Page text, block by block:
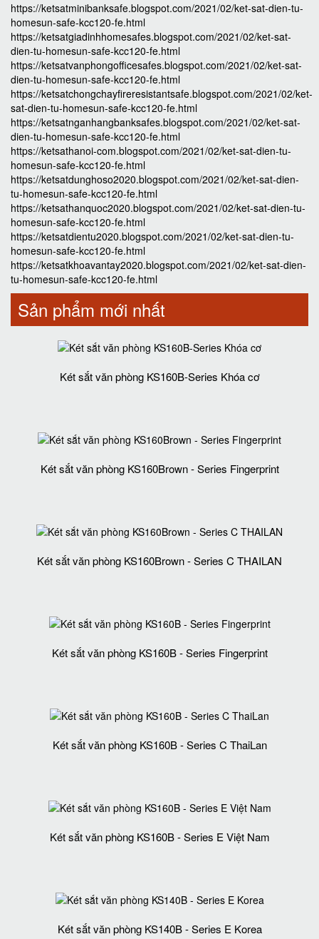
https://ketsatminibanksafe.blogspot.com/2021/02/ket-sat-dien-tu-
homesun-safe-kcc120-fe.html
https://ketsatgiadinhhomesafes.blogspot.com/2021/02/ket-sat-
dien-tu-homesun-safe-kcc120-fe.html
https://ketsatvanphongofficesafes.blogspot.com/2021/02/ket-sat-
dien-tu-homesun-safe-kcc120-fe.html
https://ketsatchongchayfireresistantsafe.blogspot.com/2021/02/ket-
sat-dien-tu-homesun-safe-kcc120-fe.html
https://ketsatnganhangbanksafes.blogspot.com/2021/02/ket-sat-
dien-tu-homesun-safe-kcc120-fe.html
https://ketsathanoi-com.blogspot.com/2021/02/ket-sat-dien-tu-
homesun-safe-kcc120-fe.html
https://ketsatdunghoso2020.blogspot.com/2021/02/ket-sat-dien-
tu-homesun-safe-kcc120-fe.html
https://ketsathanquoc2020.blogspot.com/2021/02/ket-sat-dien-tu-
homesun-safe-kcc120-fe.html
https://ketsatdientu2020.blogspot.com/2021/02/ket-sat-dien-tu-
homesun-safe-kcc120-fe.html
https://ketsatkhoavantay2020.blogspot.com/2021/02/ket-sat-dien-
tu-homesun-safe-kcc120-fe.html
Sản phẩm mới nhất
Két sắt văn phòng KS160B-Series Khóa cơ
Két sắt văn phòng KS160Brown - Series Fingerprint
Két sắt văn phòng KS160Brown - Series C THAILAN
Két sắt văn phòng KS160B - Series Fingerprint
Két sắt văn phòng KS160B - Series C ThaiLan
Két sắt văn phòng KS160B - Series E Việt Nam
Két sắt văn phòng KS140B - Series E Korea